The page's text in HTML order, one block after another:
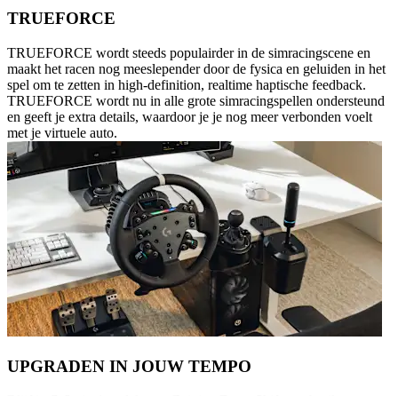
TRUEFORCE
TRUEFORCE wordt steeds populairder in de simracingscene en
maakt het racen nog meeslepender door de fysica en geluiden in het
spel om te zetten in high-definition, realtime haptische feedback.
TRUEFORCE wordt nu in alle grote simracingspellen ondersteund
en geeft je extra details, waardoor je je nog meer verbonden voelt
met je virtuele auto.
UPGRADEN IN JOUW TEMPO